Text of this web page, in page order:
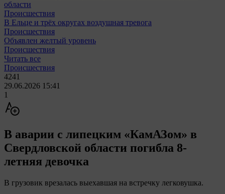
области
Происшествия
В Ельце и трёх округах воздушная тревога
Происшествия
Объявлен желтый уровень
Происшествия
Читать все
Происшествия
4241
29.06.2026 15:41
1
В аварии с липецким «КамАЗом» в
Свердловской области погибла 8-
летняя девочка
В грузовик врезалась выехавшая на встречку легковушка.